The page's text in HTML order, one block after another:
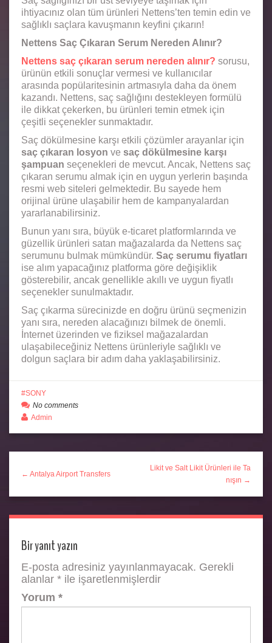
ihtiyacınız olan tüm ürünleri Nettens’ten temin edin ve
sağlıklı saçlara kavuşmanın keyfini çıkarın!
Nettens Saç Çıkaran Serum Nereden Alınır?
Nettens saç çıkaran serum nereden alınır? sorusu,
ürünün etkili sonuçlar vermesi ve kullanıcılar
arasında popülaritesinin artmasıyla daha da önem
kazandı. Nettens, saç sağlığını destekleyen formülü
ile dikkat çekerken, bu ürünleri temin etmek için
çeşitli seçenekler sunmaktadır.
Saç dökülmesine karşı etkili çözümler arayanlar için
saç çıkaran losyon ve saç dökülmesine karşı
şampuan seçenekleri de mevcut. Ancak, Nettens saç
çıkaran serumu almak için en uygun yerlerin başında
resmi web siteleri gelmektedir. Bu sayede hem
orijinal ürüne ulaşabilir hem de kampanyalardan
yararlanabilirsiniz.
Bunun yanı sıra, büyük e-ticaret platformlarında ve
güzellik ürünleri satan mağazalarda da Nettens saç
serumunu bulmak mümkündür. Saç serumu fiyatları
ise alım yapacağınız platforma göre değişiklik
gösterebilir, ancak genellikle akıllı ve uygun fiyatlı
seçenekler sunulmaktadır.
Saç çıkarma sürecinizde en doğru ürünü seçmenizin
yanı sıra, nereden alacağınızı bilmek de önemli.
İnternet üzerinden ve fiziksel mağazalardan
ulaşabileceğiniz Nettens ürünleriyle sağlıklı ve
dolgun saçlara bir adım daha yaklaşabilirsiniz.
SONY
No comments
Admin
← Antalya Airport Transfers
Likit ve Salt Likit Ürünleri ile Ta
nışın →
Bir yanıt yazın
E-posta adresiniz yayınlanmayacak. Gerekli
alanlar * ile işaretlenmişlerdir
Yorum *